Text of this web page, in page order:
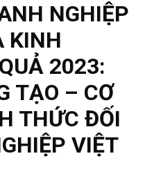
NGHIỆP
KINH
2023:
TẠO – CƠ
THỨC ĐỐI
VIỆT